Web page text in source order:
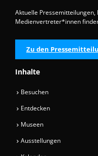
Aktuelle
Medienvertreter*innen
Zu den
Inhalte
Besuchen
Entdecken
Museen
Ausstellungen